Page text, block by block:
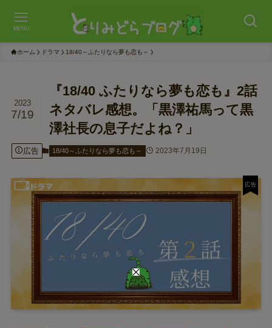
MENU
ホーム ドラマ 18/40～ふたりなら夢も恋も～
『18/40 ふたりなら夢も恋も』2話
ネタバレ感想。「黒澤祐馬って黒
澤社長の息子だよね？」
2023
7/19
広告 18/40～ふたりなら夢も恋も～ 2023年7月19日